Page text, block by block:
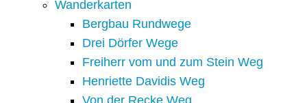
Wanderkarten
Bergbau Rundwege
Drei Dörfer Wege
Freiherr vom und zum Stein Weg
Henriette Davidis Weg